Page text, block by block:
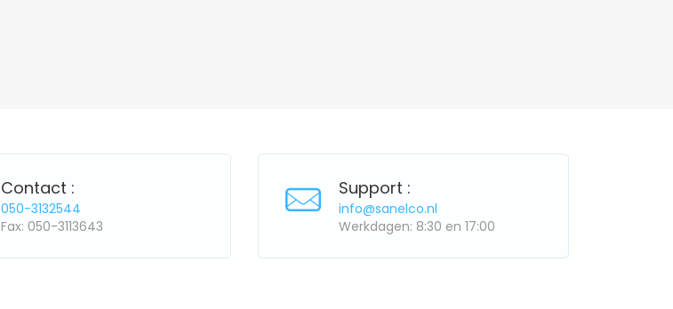
Contact :
050-3132544
Fax: 050-3113643
Support :
info@sanelco.nl
Werkdagen: 8:30 en 17:00